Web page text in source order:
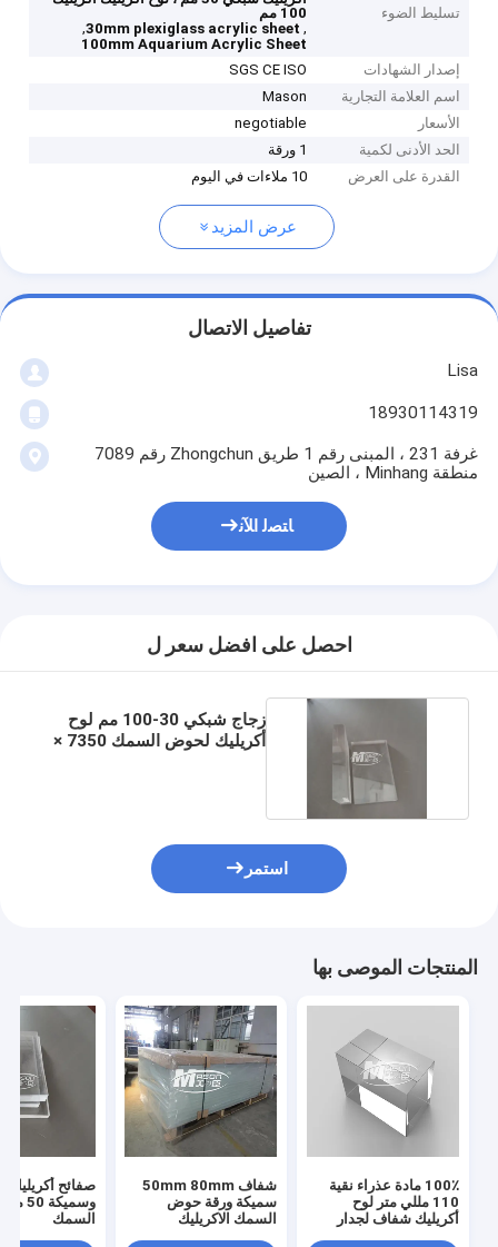
تسليط الضوء
100 مم
,
30mm plexiglass acrylic sheet
,
100mm Aquarium Acrylic Sheet
إصدار الشهادات
SGS CE ISO
اسم العلامة التجارية
Mason
الأسعار
negotiable
الحد الأدنى لكمية
1 ورقة
القدرة على العرض
10 ملاءات في اليوم
عرض المزيد
تفاصيل الاتصال
Lisa
18930114319
غرفة 231 ، المبنى رقم 1 طريق Zhongchun رقم 7089
منطقة Minhang ، الصين
ﺎﺘﺼﻟ ﺍﻶﻧ
احصل على افضل سعر ل
زجاج شبكي 30-100 مم لوح
أكريليك لحوض السمك 7350 ×
استمر
المنتجات الموصى بها
100٪ مادة عذراء نقية
110 مللي متر لوح
أكريليك شفاف لجدار
شفاف 50mm 80mm
سميكة ورقة حوض
السمك الاكريليك
صفائح أكريليك
السمك